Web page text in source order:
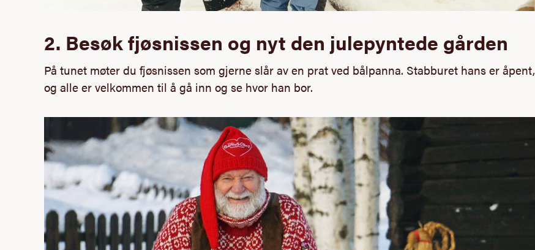
2. Besøk fjøsnissen og nyt den julepyntede gården
På tunet møter du fjøsnissen som gjerne slår av en prat ved bålpanna. Stabburet hans er åpent,
og alle ervelkommen til å gå inn og se hvor han bor.